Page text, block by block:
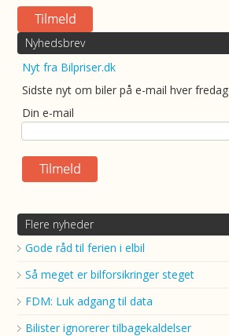
Nyhedsbrev
Nyt fra Bilpriser.dk
Sidste nyt om biler på e-mail hver fredag
Din e-mail
Flere nyheder
Gode råd til ferien i elbil
Så meget er bilforsikringer steget
FDM: Luk adgang til data
Bilister ignorerer tilbagekaldelser